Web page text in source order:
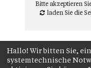
Bitte akzeptieren
laden Sie die
Hallo! Wir bitten Sie,
systemtechnische